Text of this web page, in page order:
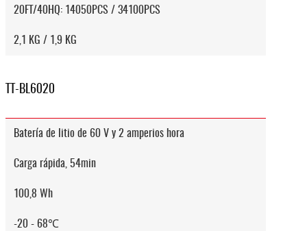
20FT/40HQ: 14050PCS / 34100PCS
2,1 KG / 1,9 KG
TT-BL6020
Batería de litio de 60 V y 2 amperios hora
Carga rápida, 54min
100,8 Wh
-20 - 68℃